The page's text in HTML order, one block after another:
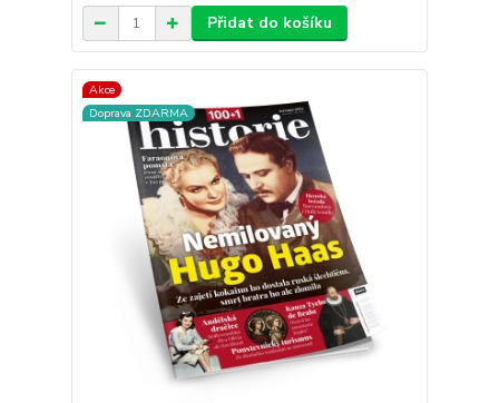
Přidat do košíku
Akce
Doprava ZDARMA